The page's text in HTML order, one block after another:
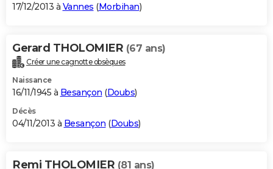
17/12/2013 à Vannes (Morbihan)
Gerard THOLOMIER (67 ans)
Créer une cagnotte obsèques
Naissance
16/11/1945 à Besançon (Doubs)
Décès
04/11/2013 à Besançon (Doubs)
Remi THOLOMIER (81 ans)